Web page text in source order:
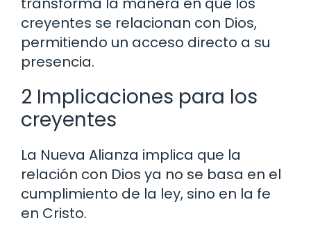
creyentes se relacionan con Dios,
permitiendo un acceso directo a su
presencia.
2 Implicaciones para los
creyentes
La Nueva Alianza implica que la
relación con Dios ya no se basa en el
cumplimiento de la ley, sino en la fe
en Cristo.